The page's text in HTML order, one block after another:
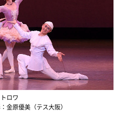
ロワ
原優美（テス大阪）